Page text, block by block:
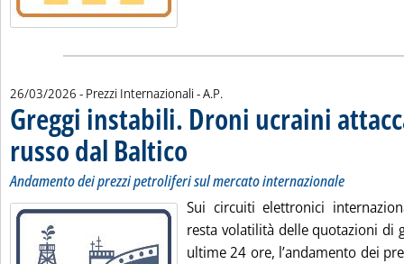
26/03/2026 - Prezzi Internazionali -di:
A.P.
Greggi instabili. Droni ucraini
russo dal Baltico
Andamento dei prezzi petroliferi sul mercato internazionale
Sui circuiti elettronici
resta volatilità delle quotazioni di
ultime 24 ore, l’andamento dei